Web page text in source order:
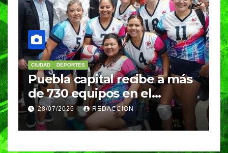
capital recibe a más
en el
Máster de Voleibol
REDACCIÓN
DEPORTES EDUCACIÓN
BUAP
medallas en
Nacional de
clasifica a
28/07/2026